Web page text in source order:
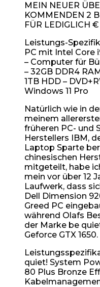
MEIN NEUER
KOMMENDEN 2
FÜR LEDIGLICH
Leistungs-
PC mit Intel Core
– Computer für
– 32GB DDR4
1TB HDD –
Windows 11 Pro
Natürlich wie in
meinem
früheren PC- und
Herstellers IBM,
Laptop Sparte
chinesischen
mitgeteilt, habe
mein vor über 12
Laufwerk, dass
Dell Dimension
Greed PC
während Olafs
der Marke be
Geforce GTX 1650.
quiet! System
80 Plus Bronze